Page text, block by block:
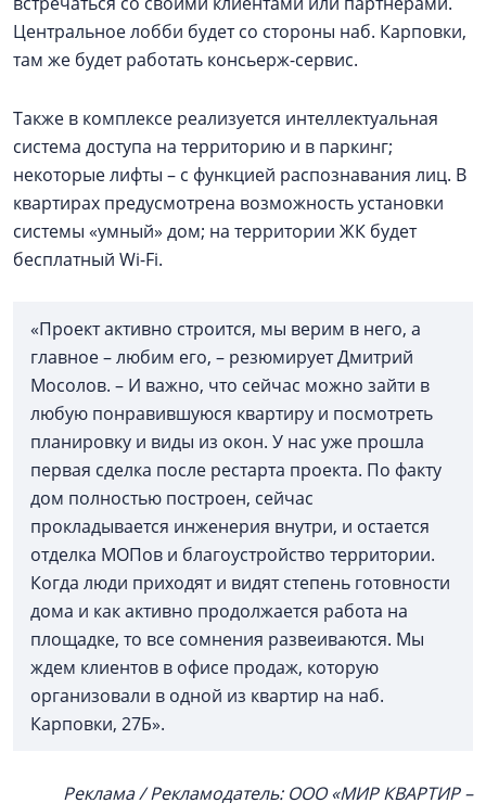
Центральное лобби будет со стороны наб. Карповки,
там же будет работать консьерж-сервис.
Также в комплексе реализуется интеллектуальная
система доступа на территорию и в паркинг;
некоторые лифты – с функцией распознавания лиц. В
квартирах предусмотрена возможность установки
системы «умный» дом; на территории ЖК будет
бесплатный Wi-Fi.
«Проект активно строится, мы верим в него, а
главное – любим его, – резюмирует Дмитрий
Мосолов. – И важно, что сейчас можно зайти в
любую понравившуюся квартиру и посмотреть
планировку и виды из окон. У нас уже прошла
первая сделка после рестарта проекта. По факту
дом полностью построен, сейчас
прокладывается инженерия внутри, и остается
отделка МОПов и благоустройство территории.
Когда люди приходят и видят степень готовности
дома и как активно продолжается работа на
площадке, то все сомнения развеиваются. Мы
ждем клиентов в офисе продаж, которую
организовали в одной из квартир на наб.
Карповки, 27Б».
Реклама / Рекламодатель: ООО «МИР КВАРТИР –